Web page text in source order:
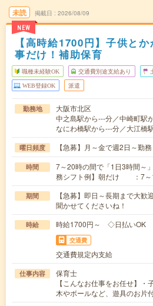
未読
NEW
掲載日 2026/08/09
【高時給1700円】子供と
事だけ！補助保育
職種未経験OK 交通費別途支給あり
WEB登録OK 派遣
勤務地
大阪市北区
中之島駅から---分／中崎町駅
なにわ橋駅から---分／大江橋
曜日頻度 【急募】月～金で週2日～勤務
時間
7～20時の間で「1日3時間～
務シフト例】朝だけ ：7～
期間
【急募】即日～長期まで大歓
聞かせてくださいね！
時給 時給1700円～ ◇日払いOK
交通費
交通費規定内支給
仕事内容
保育士
【こんなお仕事をお任せ】
木やボールなど、遊具のお